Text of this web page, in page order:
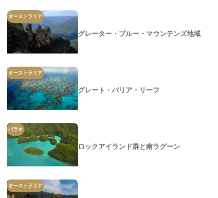
オーストラリア
グレーター・ブルー・マウンテンズ地域
オーストラリア
グレート・バリア・リーフ
パラオ
ロックアイランド群と南ラグーン
オーストラリア